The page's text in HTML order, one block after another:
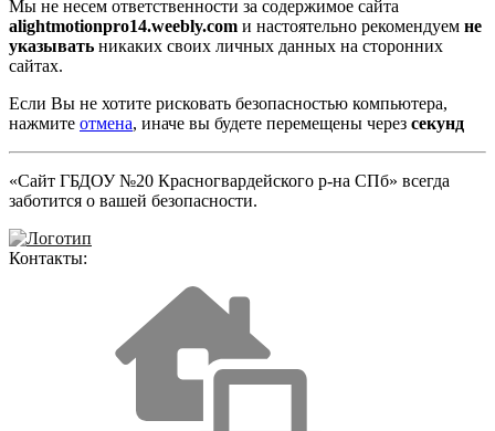
Мы не несем ответственности за содержимое сайта
alightmotionpro14.weebly.com и настоятельно рекомендуем не
указывать никаких своих личных данных на сторонних
сайтах.
Если Вы не хотите рисковать безопасностью компьютера,
нажмите отмена, иначе вы будете перемещены через секунд
«Сайт ГБДОУ №20 Красногвардейского р-на СПб» всегда
заботится о вашей безопасности.
Контакты: